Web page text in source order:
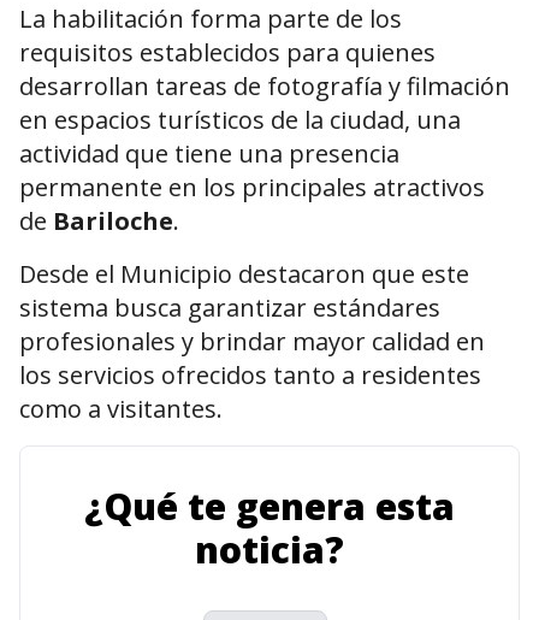
La habilitación forma parte de los
requisitos establecidos para quienes
desarrollan tareas de fotografía y filmación
en espacios turísticos de la ciudad, una
actividad que tiene una presencia
permanente en los principales atractivos
de Bariloche.
Desde el Municipio destacaron que este
sistema busca garantizar estándares
profesionales y brindar mayor calidad en
los servicios ofrecidos tanto a residentes
como a visitantes.
¿Qué te genera esta
noticia?